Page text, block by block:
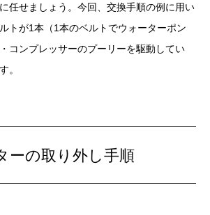
任せましょう。今回、交換手順の例に用い
トが1本（1本のベルトでウォーターポン
コンプレッサーのプーリーを駆動してい
。
ーの取り外し手順